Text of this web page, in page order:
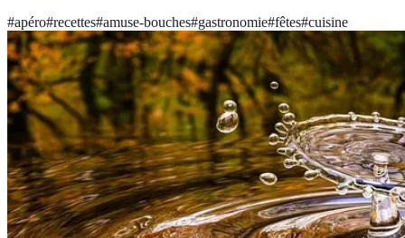
#apéro#recettes#amuse-bouches#gastronomie#fêtes#cuisine